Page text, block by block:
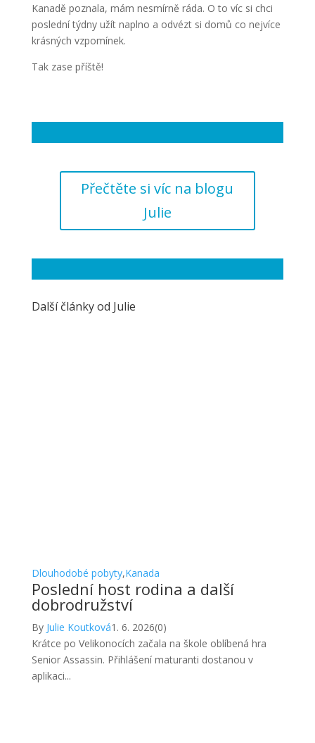
Kanadě poznala, mám nesmírně ráda. O to víc si chci
poslední týdny užít naplno a odvézt si domů co nejvíce
krásných vzpomínek.
Tak zase příště!
Přečtěte si víc na blogu
Julie
Další články od Julie
Dlouhodobé pobyty,Kanada
Poslední host rodina a další
dobrodružství
By Julie Koutková1. 6. 2026(0)
Krátce po Velikonocích začala na škole oblíbená hra
Senior Assassin. Přihlášení maturanti dostanou v
aplikaci...